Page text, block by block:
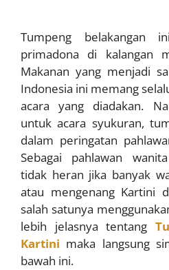
Tumpeng belakangan
primadona di kalangan
Makanan yang menjadi
Indonesia ini memang
acara yang diadakan.
untuk acara syukuran,
dalam peringatan
Sebagai pahlawan
tidak heran jika banyak
atau mengenang Kartini
salah satunya
lebih jelasnya tentang
Kartini maka langsung
bawah ini.